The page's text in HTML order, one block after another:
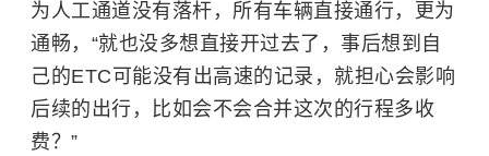
为人工通道没有落杆，所有车辆直接通行，更为
通畅，“就也没多想直接开过去了，事后想到自
己的ETC可能没有出高速的记录，就担心会影响
后续的出行，比如会不会合并这次的行程多收
费？”